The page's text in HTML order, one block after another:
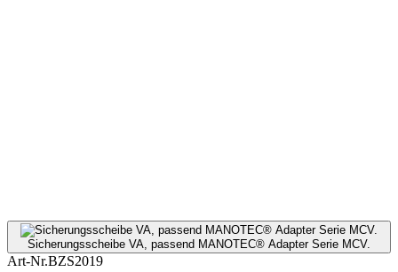
Sicherungsscheibe VA, passend MANOTEC® Adapter Serie MCV.
Art-Nr.BZS2019